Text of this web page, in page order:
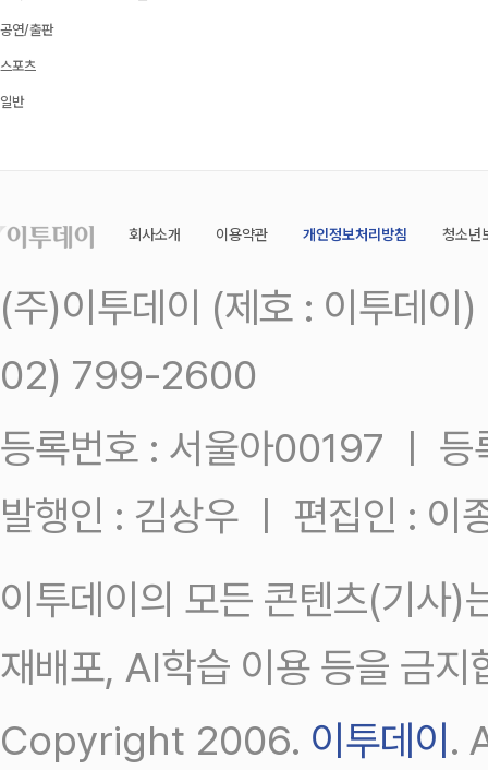
공연/출판
스포츠
일반
회사소개 이용약관 개인정보처리방침 청소년
(주)이투데이 (제호 : 이투데
02) 799-2600
등록번호 : 서울아00197 ㅣ
발행인 : 김상우 ㅣ 편집인 : 이
이투데이의 모든 콘텐츠(기사)
재배포, AI학습 이용 등을 금지
Copyright 2006. 이투데이 .